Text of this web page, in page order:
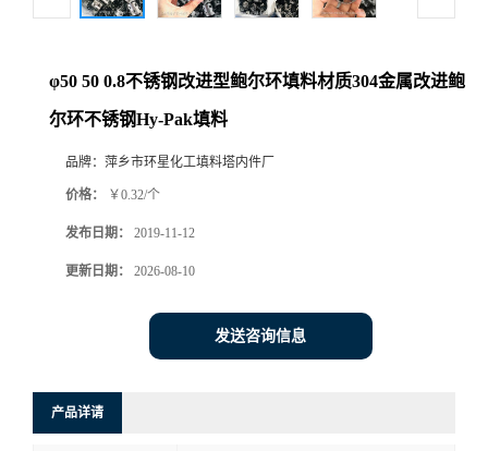
φ50 50 0.8不锈钢改进型鲍尔环填料材质304金属改进鲍
尔环不锈钢Hy-Pak填料
品牌： 萍乡市环星化工填料塔内件厂
价格： ￥0.32/个
发布日期： 2019-11-12
更新日期： 2026-08-10
发送咨询信息
产品详请